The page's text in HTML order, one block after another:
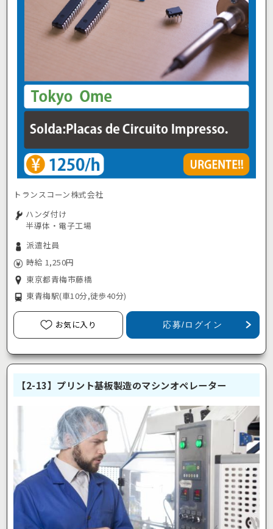
トランスコーン株式会社
ハンダ付け
半導体・電子工場
派遣社員
時給 1,250円
東京都青梅市藤橋
東青梅駅(車10分,徒歩40分)
お気に入り 応募/ログイン
【2-13】プリント基板製造のマシンオペレーター